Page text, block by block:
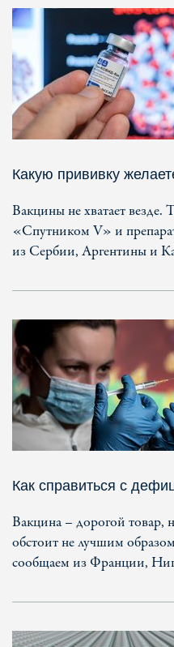
Какую прививку
Вакцины не хватает везде.
«Спутником V» и
из Сербии, Аргентины и
Как справиться с
Вакцина – дорогой товар,
обстоит не лучшим
сообщаем из Франции,